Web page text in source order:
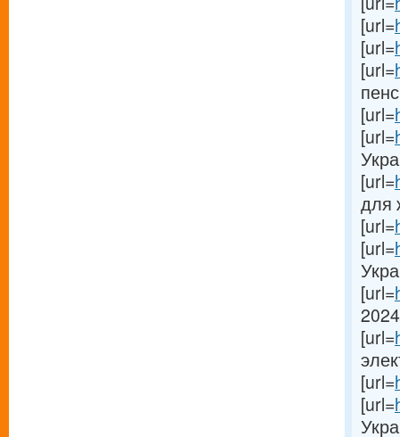
[url=
[url=
[url=
[url=
[url=
[url=
для
[url=
[url=
[url=
[url=
[url=
[url=